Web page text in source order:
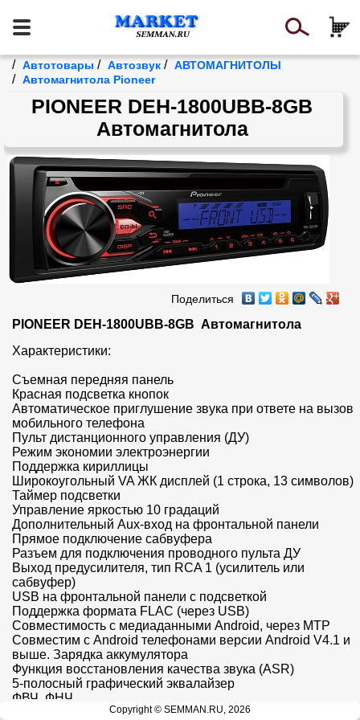
/ Автотовары / Автозвук / АВТОМАГНИТОЛЫ
/ Автомагнитола Pioneer
PIONEER DEH-1800UBB-8GB
Автомагнитола
Поделиться
PIONEER DEH-1800UBB-8GB  Автомагнитола
Характеристики:
Съемная передняя панель
Красная подсветка кнопок
Автоматическое приглушение звука при ответе на вызов
мобильного телефона
Пульт дистанционного управления (ДУ)
Режим экономии электроэнергии
Поддержка кириллицы
Широкоугольный VA ЖК дисплей (1 строка, 13 символов)
Таймер подсветки
Управление яркостью 10 градаций
Дополнительный Aux-вход на фронтальной панели
Прямое подключение сабвуфера
Разъем для подключения проводного пульта ДУ
Выход предусилителя, тип RCA 1 (усилитель или
сабвуфер)
USB на фронтальной панели c подсветкой
Поддержка формата FLAC (через USB)
Совместимость с медиаданными Android, через MTP
Совместим с Android телефонами версии Android V4.1 и
выше. Зарядка аккумулятора
Функция восстановления качества звука (ASR)
5-полосный графический эквалайзер
ФВЧ, ФНЧ
Регулятор уровня источников
Copyright © SEMMAN.RU, 2026